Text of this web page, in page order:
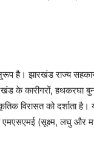
है। झारखंड राज्य
के कारीगरों, हथकरघा
विरासत को दर्शाता
(सूक्ष्म, लघु और